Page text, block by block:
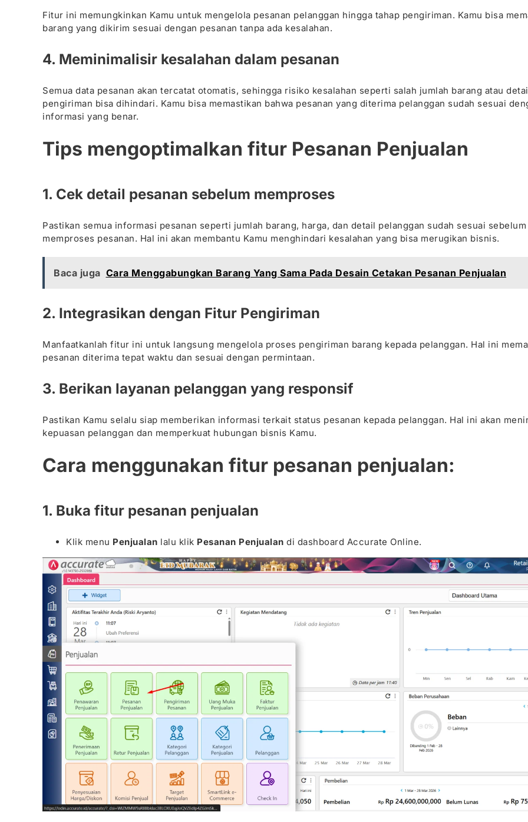
Fitur ini memungkinkan Kamu untuk mengelola pesanan pelanggan hingga tahap pengiriman. Kamu bisa
barang yang dikirim sesuai dengan pesanan tanpa ada kesalahan.
4. Meminimalisir kesalahan dalam pesanan
Semua data pesanan akan tercatat otomatis, sehingga risiko kesalahan seperti salah jumlah barang atau
pengiriman bisa dihindari. Kamu bisa memastikan bahwa pesanan yang diterima pelanggan sudah sesuai
informasi yang benar.
Tips mengoptimalkan fitur Pesanan Penjualan
1. Cek detail pesanan sebelum memproses
Pastikan semua informasi pesanan seperti jumlah barang, harga, dan detail pelanggan sudah sesuai sebelum
memproses pesanan. Hal ini akan membantu Kamu menghindari kesalahan yang bisa merugikan bisnis.
Baca juga Cara Menggabungkan Barang Yang Sama Pada Desain Cetakan Pesanan Penjualan
2. Integrasikan dengan Fitur Pengiriman
Manfaatkanlah fitur ini untuk langsung mengelola proses pengiriman barang kepada pelanggan. Hal ini
pesanan diterima tepat waktu dan sesuai dengan permintaan.
3. Berikan layanan pelanggan yang responsif
Pastikan Kamu selalu siap memberikan informasi terkait status pesanan kepada pelanggan. Hal ini akan
kepuasan pelanggan dan memperkuat hubungan bisnis Kamu.
Cara menggunakan fitur pesanan penjualan:
1. Buka fitur pesanan penjualan
Klik menu Penjualan lalu klik Pesanan Penjualan di dashboard Accurate Online.